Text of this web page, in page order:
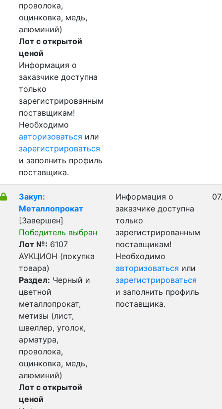
проволока,
оцинковка, медь,
алюминий)
Лот с открытой
ценой
Информация о
заказчике доступна
только
зарегистрированным
поставщикам!
Необходимо
авторизоваться или
зарегистрироваться
и заполнить профиль
поставщика.
Закуп:
Металлопрокат
[Завершен]
Победитель выбран
Лот №: 6107
АУКЦИОН (покупка
товара)
Раздел: Черный и
цветной
металлопрокат,
метизы (лист,
швеллер, уголок,
арматура,
проволока,
оцинковка, медь,
алюминий)
Лот с открытой
ценой
Информация о
заказчике доступна
только
зарегистрированным
поставщикам!
Необходимо
авторизоваться или
зарегистрироваться
и заполнить профиль
поставщика.